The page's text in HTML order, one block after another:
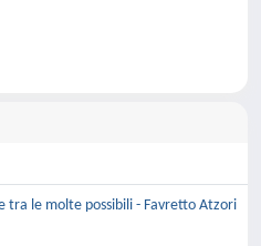
tra le molte possibili - Favretto Atzori